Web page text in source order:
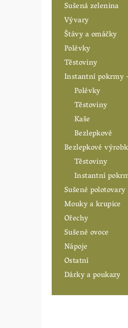
Sušená zelenina
Vývary
Štávy a omáčky
Polévky
Těstoviny
Instantní pokrmy
Polévky
Těstoviny
Kaše
Bezlepkové
Bezlepkové
Těstoviny
Instantní
Sušené polotovary
Mouky a krupice
Ořechy
Sušené ovoce
Nápoje
Ostatní
Dárky a poukazy